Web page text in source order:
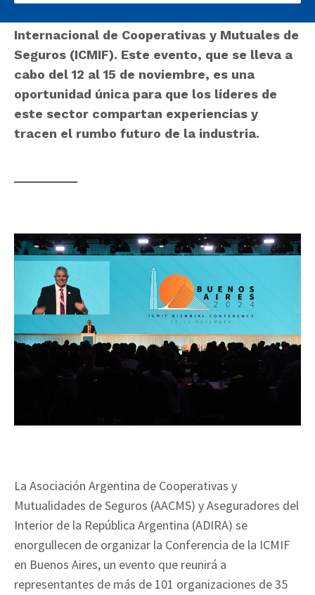
Internacional de Cooperativas y Mutuales de
Seguros (ICMIF). Este evento, que se lleva a
cabo del 12 al 15 de noviembre, es una
oportunidad única para que los líderes de
este sector compartan experiencias y
tracen el rumbo futuro de la industria.
La Asociación Argentina de Cooperativas y
Mutualidades de Seguros (AACMS) y Aseguradores del
Interior de la República Argentina (ADIRA) se
enorgullecen de organizar la Conferencia de la ICMIF
en Buenos Aires, un evento que reunirá a
representantes de más de 101 organizaciones de 35